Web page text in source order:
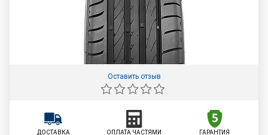
Оставить отзыв
ДОСТАВКА
ОПЛАТА ЧАСТЯМИ
ГАРАНТИЯ